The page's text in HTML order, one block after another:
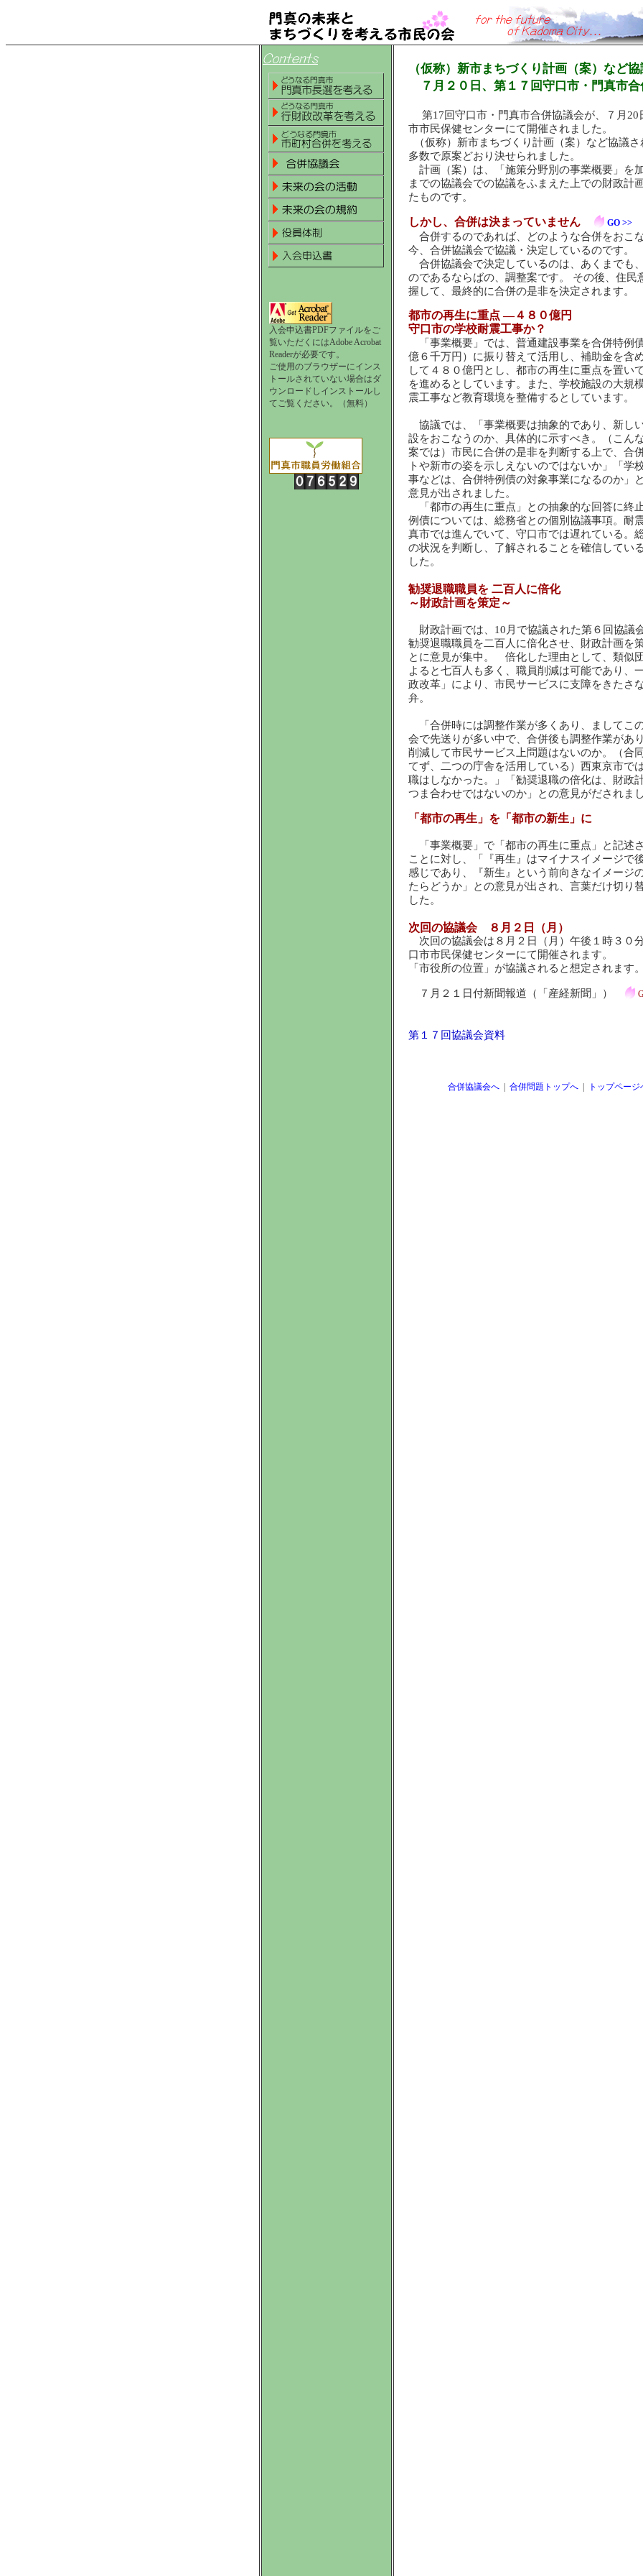
入会申込書PDFファイルをご
覧いただくにはAdobe Acrobat
Readerが必要です。
ご使用のブラウザーにインス
トールされていない場合はダ
ウンロードしインストールし
てご覧ください。（無料）
（仮称）新市まちづくり計画（案）など協
７月２０日、第１７回守口市・門真市合
第17回守口市・門真市合併協議会が、７月20
市市民保健センターにて開催されました。
（仮称）新市まちづくり計画（案）など協議さ
多数で原案どおり決せられました。
計画（案）は、「施策分野別の事業概要」を
までの協議会での協議をふまえた上での財政計
たものです。
しかし、合併は決まっていません GO >>
合併するのであれば、どのような合併をおこ
今、合併協議会で協議・決定しているのです。
合併協議会で決定しているのは、あくまでも
のであるならばの、調整案です。 その後、住民
握して、最終的に合併の是非を決定されます。
都市の再生に重点 ―４８０億円
守口市の学校耐震工事か？
「事業概要」では、普通建設事業を合併特例
億６千万円）に振り替えて活用し、補助金を含
して４８０億円とし、都市の再生に重点を置い
を進めるとしています。また、学校施設の大規
震工事など教育環境を整備するとしています。
協議では、「事業概要は抽象的であり、新し
設をおこなうのか、具体的に示すべき。（こん
案では）市民に合併の是非を判断する上で、合
トや新市の姿を示しえないのではないか」「学
事などは、合併特例債の対象事業になるのか」
意見が出されました。
「都市の再生に重点」との抽象的な回答に終
例債については、総務省との個別協議事項。耐
真市では進んでいて、守口市では遅れている。
の状況を判断し、了解されることを確信してい
した。
勧奨退職職員を 二百人に倍化
～財政計画を策定～
財政計画では、10月で協議された第６回協議会
勧奨退職職員を二百人に倍化させ、財政計画を
とに意見が集中。 倍化した理由として、類似
よると七百人も多く、職員削減は可能であり、
政改革」により、市民サービスに支障をきたさ
弁。
「合併時には調整作業が多くあり、ましてこ
会で先送りが多い中で、合併後も調整作業があ
削減して市民サービス上問題はないのか。（合
てず、二つの庁舎を活用している）西東京市で
職はしなかった。」「勧奨退職の倍化は、財政
つま合わせではないのか」との意見がだされまし
「都市の再生」を「都市の新生」に
「事業概要」で「都市の再生に重点」と記述
ことに対し、「『再生』はマイナスイメージで
感じであり、『新生』という前向きなイメージ
たらどうか」との意見が出され、言葉だけ切り
した。
次回の協議会 ８月２日（月）
次回の協議会は８月２日（月）午後１時３０
口市市民保健センターにて開催されます。
「市役所の位置」が協議されると想定されます。
７月２１日付新聞報道（「産経新聞」）
第１７回協議会資料
合併協議会へ | 合併問題トップへ | トップページ